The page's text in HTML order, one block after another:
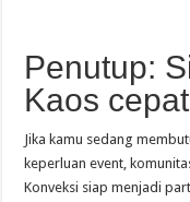
Penutup:
Kaos
Jika kamu sedang
keperluan event,
Konveksi siap menjadi